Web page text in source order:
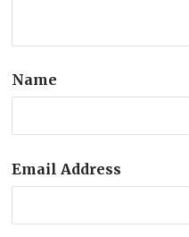
Name
Email Address